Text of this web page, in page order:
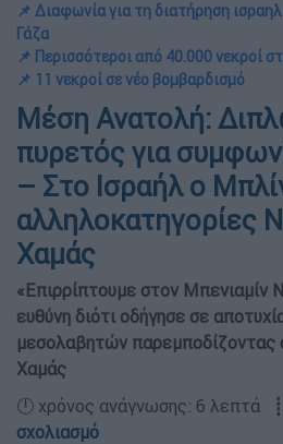
📌 Διαφωνία για τη διατήρηση
Γάζα
📌 Περισσότεροι από 40.000 νεκροί
📌 11 νεκροί σε νέο βομβαρδισμό
Μέση Ανατολή:
πυρετός για
– Στο Ισραήλ ο
αλληλοκατηγορίες
Χαμάς
«Επιρρίπτουμε στον Μπενιαμίν
ευθύνη διότι οδήγησε σε
μεσολαβητών παρεμποδίζοντας
Χαμάς
🕛 χρόνος ανάγνωσης: 6
σχολιασμό